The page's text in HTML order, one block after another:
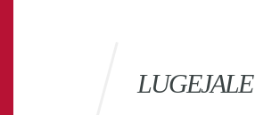
LUGEJALE